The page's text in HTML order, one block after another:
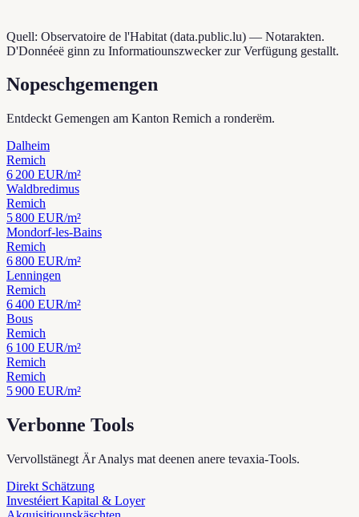
Quell: Observatoire de l'Habitat (data.public.lu) — Notarakten.
D'Donnéeë ginn zu Informatiounszwecker zur Verfügung gestallt.
Nopeschgemengen
Entdeckt Gemengen am Kanton Remich a ronderëm.
Dalheim
Remich
6 200 EUR/m²
Waldbredimus
Remich
5 800 EUR/m²
Mondorf-les-Bains
Remich
6 800 EUR/m²
Lenningen
Remich
6 400 EUR/m²
Bous
Remich
6 100 EUR/m²
Remich
Remich
5 900 EUR/m²
Verbonne Tools
Vervollstänegt Är Analys mat deenen anere tevaxia-Tools.
Direkt Schätzung
Investéiert Kapital & Loyer